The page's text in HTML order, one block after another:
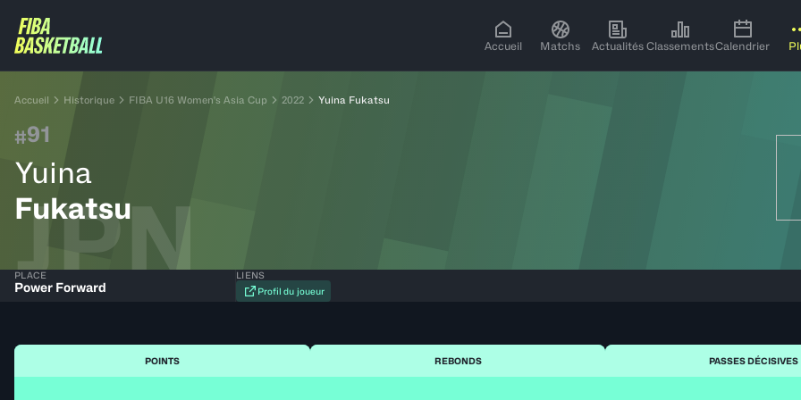
Accueil Matchs Actualités ClassementsCalendrier
Accueil Historique FIBA U16 Women's Asia Cup 2022 Yuina Fukatsu
#91
Yuina
Fukatsu
JPN
PLACE
Power Forward
LIENS
Profil du joueur
POINTS REBONDS PASSES DÉCISIVES